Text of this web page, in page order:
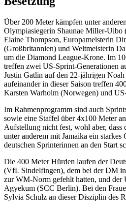
Über 200 Meter kämpfen unter
Olympiasiegerin Shaunae Miller-Uibo
Elaine Thompson, Europameisterin
(Großbritannien) und Weltmeisterin
um die Diamond League-Krone. Im
treffen zwei US-Sprint-Generationen
Justin Gatlin auf den 22-jährigen
aufeinander in dieser Saison treffen
Karsten Warholm (Norwegen) und
Im Rahmenprogramm sind auch
sowie eine Staffel über 4x100 Meter
Aufstellung nicht fest, wohl aber,
unter anderem mit Jamaika ein starkes
deutschen Sprinterinnen an den Start
Die 400 Meter Hürden laufen der
(VfL Sindelfingen), dem bei der DM
zur WM-Norm gefehlt hatten, und
Agyekum (SCC Berlin). Bei den
Sylvia Schulz an dieser Disziplin des